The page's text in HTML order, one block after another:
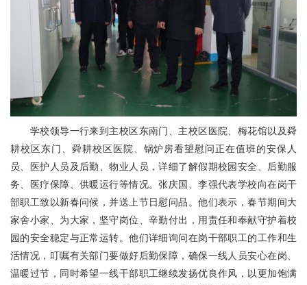
学校领导一行来到主校区东南门、主校区医院、梅花馆以及舜
耕校区东门、舜耕校区医院、锅炉房看望慰问正在值班的安保人
员、医护人员及后勤、物业人员，详细了解假期校园安全、后勤服
务、医疗保障、供暖运行等情况。张庆国、李强代表学校向在岗干
部职工致以新春问候，并送上节日慰问品。他们表示，春节期间大
家舍小家、为大家，坚守岗位、辛勤付出，用责任和奉献守护着校
园的安全稳定与正常运转。他们详细询问在岗干部职工的工作和生
活情况，叮嘱有关部门要做好后勤保障，确保一线人员安心在岗、
温暖过节，同时希望一线干部职工继续发扬优良作风，以更加饱满